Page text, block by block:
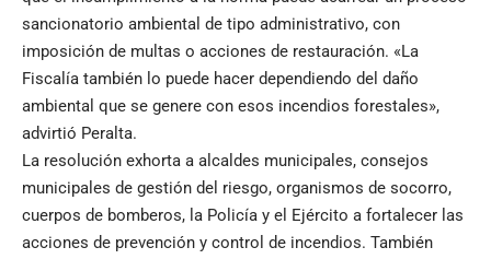
sancionatorio ambiental de tipo administrativo, con
imposición de multas o acciones de restauración. «La
Fiscalía también lo puede hacer dependiendo del daño
ambiental que se genere con esos incendios forestales»,
advirtió Peralta.
La resolución exhorta a alcaldes municipales, consejos
municipales de gestión del riesgo, organismos de socorro,
cuerpos de bomberos, la Policía y el Ejército a fortalecer las
acciones de prevención y control de incendios. También